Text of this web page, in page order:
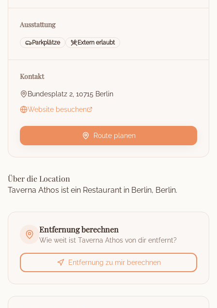
Ausstattung
Parkplätze Extern erlaubt
Kontakt
Bundesplatz 2, 10715 Berlin
Website besuchen
Route planen
Über die Location
Taverna Athos ist ein Restaurant in Berlin, Berlin.
Entfernung berechnen
Wie weit ist Taverna Athos von dir entfernt?
Entfernung zu mir berechnen